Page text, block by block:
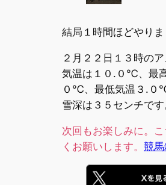
結局１時間ほどやりま
２月２２日１３時の
気温は１０.０℃、最
０℃、最低気温３.０
雪深は３５センチです
次回もお楽しみに。
くお願いします。 競